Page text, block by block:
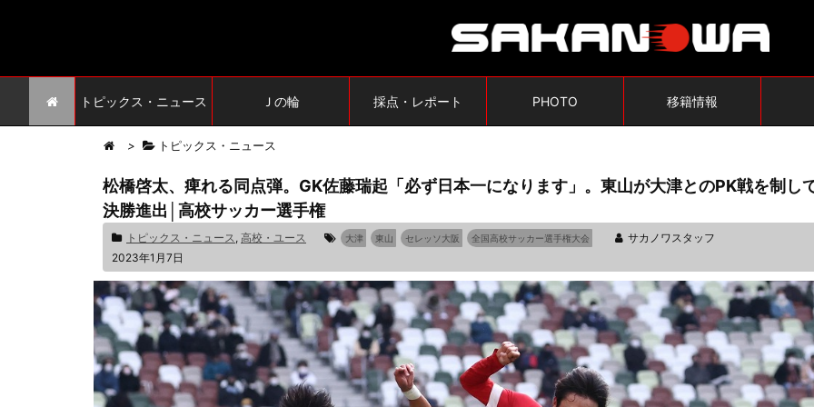
トピックス・ニュース Ｊの輪 採点・レポート PHOTO 移籍情報
> トピックス・ニュース
松橋啓太、痺れる同点弾。GK佐藤瑞起「必ず日本一になります」。東山が大津とのPK戦を制し
決勝進出│高校サッカー選手権
トピックス・ニュース, 高校・ユース 大津 東山 セレッソ大阪 全国高校サッカー選手権大会
サカノワスタッフ
2023年1月7日